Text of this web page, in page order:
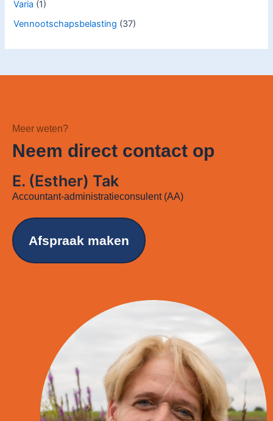
Varia (1)
Vennootschapsbelasting (37)
Meer weten?
Neem direct contact op
E. (Esther) Tak
Accountant-administratieconsulent (AA)
Afspraak maken